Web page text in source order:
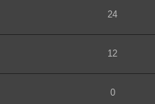
24
12
0